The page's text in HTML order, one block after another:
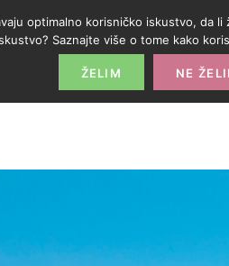
POČETNA
optimalno korisničko iskustvo, da
Saznajte više o tome kako
ŽELIM NE